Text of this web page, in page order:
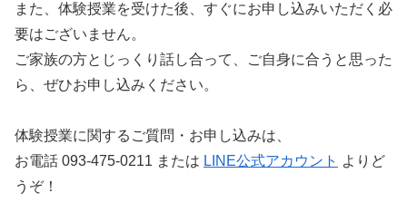
また、体験授業を受けた後、すぐにお申し込みいただく必
要はございません。
ご家族の方とじっくり話し合って、ご自身に合うと思った
ら、ぜひお申し込みください。
体験授業に関するご質問・お申し込みは、
お電話 093-475-0211 または LINE公式アカウント よりど
うぞ！